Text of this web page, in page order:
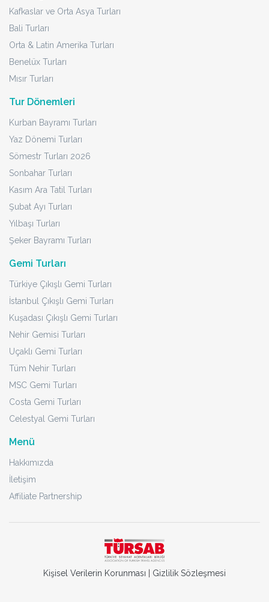
Kafkaslar ve Orta Asya Turları
Bali Turları
Orta & Latin Amerika Turları
Benelüx Turları
Mısır Turları
Tur Dönemleri
Kurban Bayramı Turları
Yaz Dönemi Turları
Sömestr Turları 2026
Sonbahar Turları
Kasım Ara Tatil Turları
Şubat Ayı Turları
Yılbaşı Turları
Şeker Bayramı Turları
Gemi Turları
Türkiye Çıkışlı Gemi Turları
İstanbul Çıkışlı Gemi Turları
Kuşadası Çıkışlı Gemi Turları
Nehir Gemisi Turları
Uçaklı Gemi Turları
Tüm Nehir Turları
MSC Gemi Turları
Costa Gemi Turları
Celestyal Gemi Turları
Menü
Hakkımızda
İletişim
Affiliate Partnership
Kişisel Verilerin Korunması Gizlilik Sözleşmesi